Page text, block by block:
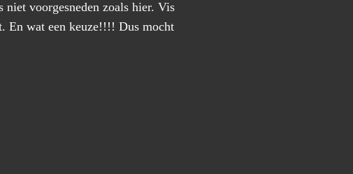
voorgesneden zoals hier. Vis
En wat een keuze!!!! Dus mocht